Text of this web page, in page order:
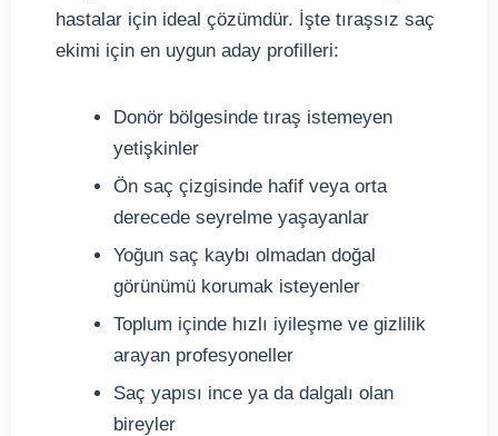
hastalar için ideal çözümdür. İşte tıraşsız saç
ekimi için en uygun aday profilleri:
Donör bölgesinde tıraş istemeyen
yetişkinler
Ön saç çizgisinde hafif veya orta
derecede seyrelme yaşayanlar
Yoğun saç kaybı olmadan doğal
görünümü korumak isteyenler
Toplum içinde hızlı iyileşme ve gizlilik
arayan profesyoneller
Saç yapısı ince ya da dalgalı olan
bireyler